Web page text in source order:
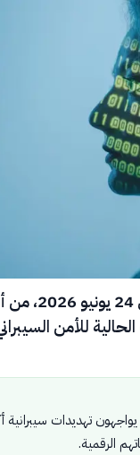
حذّر تحالف «العيون
للأمن
تهديدات سيبرانية
الرقمية.